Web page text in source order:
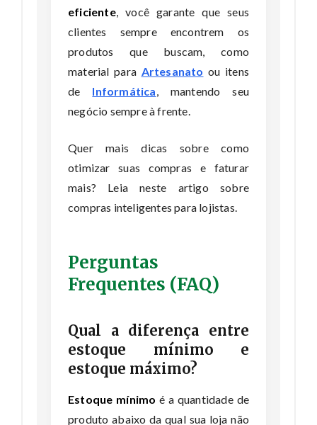
eficiente, você garante que seus
clientes sempre encontrem os
produtos que buscam, como
material para Artesanato ou itens
de Informática, mantendo seu
negócio sempre à frente.
Quer mais dicas sobre como
otimizar suas compras e faturar
mais? Leianeste artigo sobre
compras inteligentes para lojistas.
Perguntas
Frequentes (FAQ)
Qual a diferença entre
estoque mínimo e
estoque máximo?
Estoque mínimo é a quantidade de
produto abaixo da qual sua loja não